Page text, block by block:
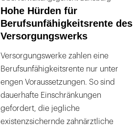
Hohe Hürden für
Berufsunfähigkeitsrente des
Versorgungswerks
Versorgungswerke zahlen eine
Berufsunfähigkeitsrente nur unter
engen Voraussetzungen. So sind
dauerhafte Einschränkungen
gefordert, die jegliche
existenzsichernde zahnärztliche